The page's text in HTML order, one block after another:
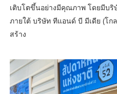
เติบโตขึ้นอย่างมีคุณภาพ โดยมีบริ
ภายใต้ บริษัท ทีแอนด์ บี มีเดีย (โก
สร้าง